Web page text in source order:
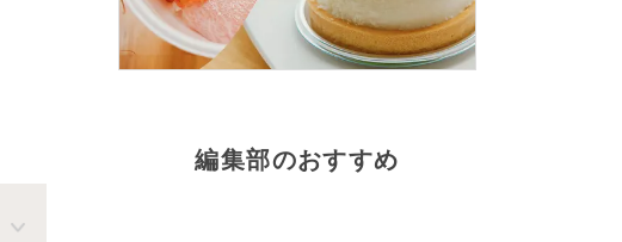
編集部のおすすめ